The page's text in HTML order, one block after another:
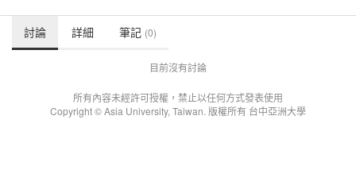
討論 詳細 筆記 (0)
目前沒有討論
所有內容未經許可授權，禁止以任何方式發表使用
Copyright © Asia University, Taiwan. 版權所有 台中亞洲大學